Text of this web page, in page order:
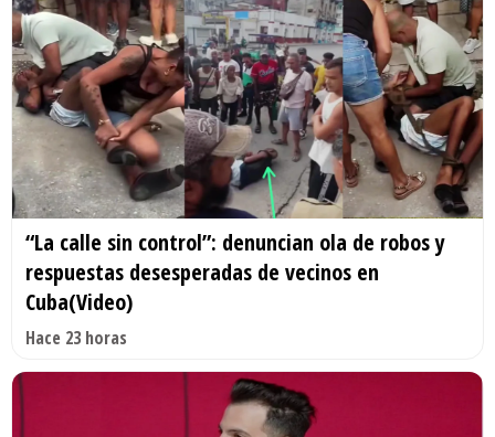
“La calle sin control”: denuncian ola de robos y
respuestas desesperadas de vecinos en
Cuba(Video)
Hace 23 horas